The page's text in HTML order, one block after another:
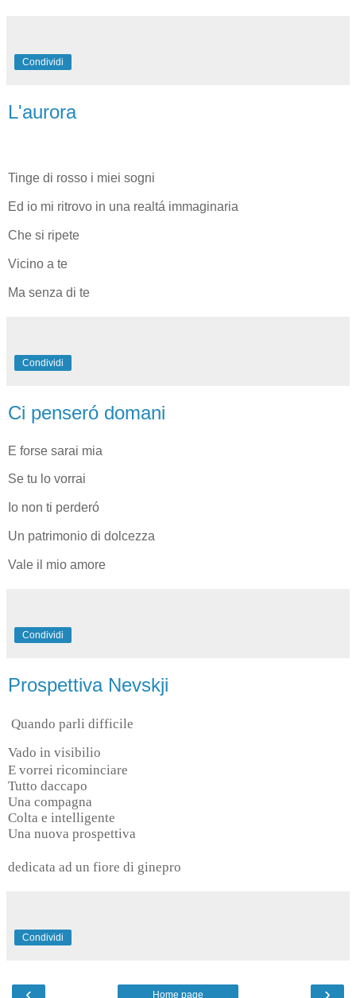
Condividi
L'aurora
Tinge di rosso i miei sogni
Ed io mi ritrovo in una realtá immaginaria
Che si ripete
Vicino a te
Ma senza di te
Condividi
Ci penseró domani
E forse sarai mia
Se tu lo vorrai
Io non ti perderó
Un patrimonio di dolcezza
Vale il mio amore
Condividi
Prospettiva Nevskji
Quando parli difficile
Vado in visibilio
E vorrei ricominciare
Tutto daccapo
Una compagna
Colta e intelligente
Una nuova prospettiva
dedicata ad un fiore di ginepro
Condividi
Home page